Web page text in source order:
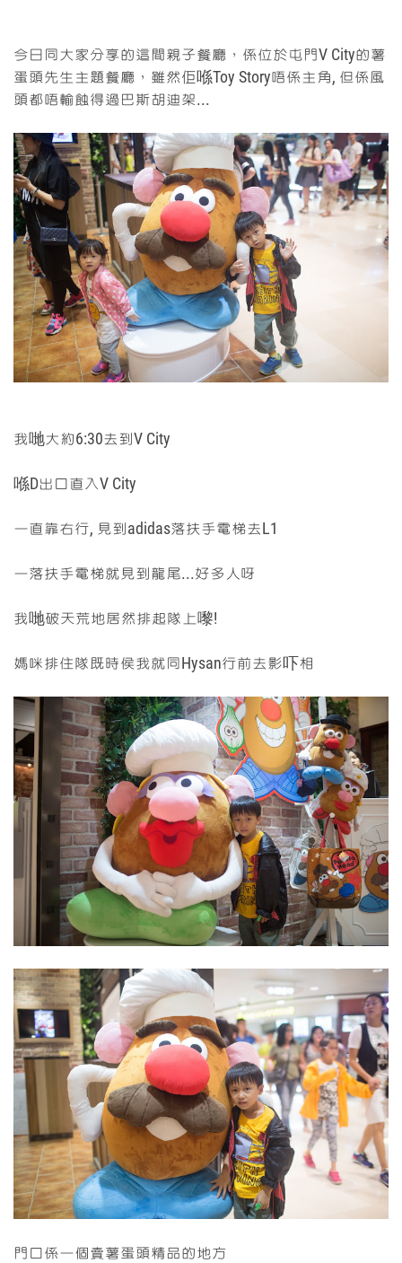
今日同大家分享的這間親子餐廳， 係位於屯門V City的薯
蛋頭先生主題餐廳， 雖然佢喺Toy Story唔係主角, 但係風
頭都唔輸蝕得過巴斯胡迪架...
我哋大約6:30去到V City
喺D出口直入V City
一直靠右行, 見到adidas落扶手電梯去L1
一落扶手電梯就見到龍尾...好多人呀
我哋破天荒地居然排起隊上嚟!
媽咪排住隊既時侯我就同Hysan行前去影吓相
門口係一個賣薯蛋頭精品的地方